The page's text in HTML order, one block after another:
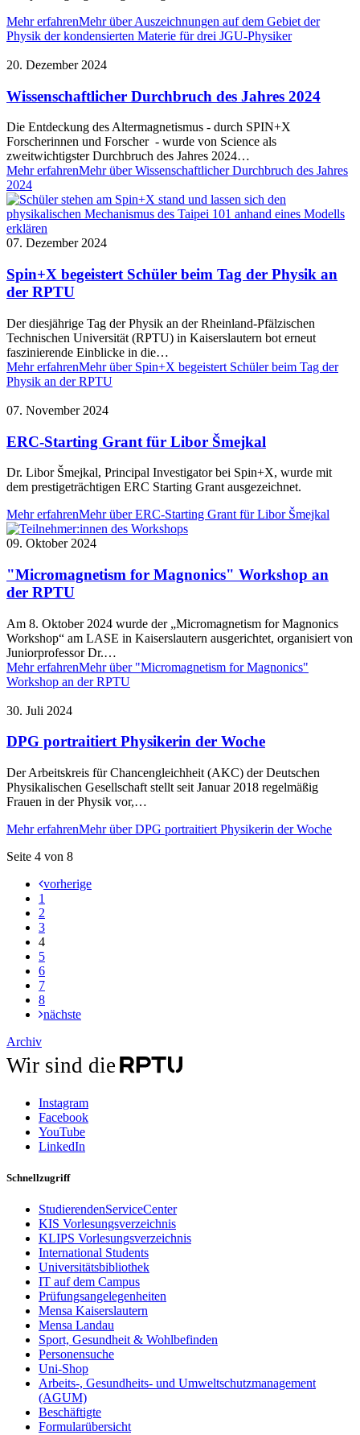
Mehr erfahrenMehr über Auszeichnungen auf dem Gebiet der
Physik der kondensierten Materie für drei JGU-Physiker
20. Dezember 2024
Wissenschaftlicher Durchbruch des Jahres 2024
Die Entdeckung des Altermagnetismus - durch SPIN+X
Forscherinnen und Forscher - wurde von Science als
zweitwichtigster Durchbruch des Jahres 2024…
Mehr erfahrenMehr über Wissenschaftlicher Durchbruch des Jahres
2024
07. Dezember 2024
Spin+X begeistert Schüler beim Tag der Physik an
der RPTU
Der diesjährige Tag der Physik an der Rheinland-Pfälzischen
Technischen Universität (RPTU) in Kaiserslautern bot erneut
faszinierende Einblicke in die…
Mehr erfahrenMehr über Spin+X begeistert Schüler beim Tag der
Physik an der RPTU
07. November 2024
ERC-Starting Grant für Libor Šmejkal
Dr. Libor Šmejkal, Principal Investigator bei Spin+X, wurde mit
dem prestigeträchtigen ERC Starting Grant ausgezeichnet.
Mehr erfahrenMehr über ERC-Starting Grant für Libor Šmejkal
09. Oktober 2024
"Micromagnetism for Magnonics" Workshop an
der RPTU
Am 8. Oktober 2024 wurde der „Micromagnetism for Magnonics
Workshop“ am LASE in Kaiserslautern ausgerichtet, organisiert von
Juniorprofessor Dr.…
Mehr erfahrenMehr über "Micromagnetism for Magnonics"
Workshop an der RPTU
30. Juli 2024
DPG portraitiert Physikerin der Woche
Der Arbeitskreis für Chancengleichheit (AKC) der Deutschen
Physikalischen Gesellschaft stellt seit Januar 2018 regelmäßig
Frauen in der Physik vor,…
Mehr erfahrenMehr über DPG portraitiert Physikerin der Woche
Seite 4 von 8
vorherige
1
2
3
4
5
6
7
8
nächste
Archiv
Wir sind die
Instagram
Facebook
YouTube
LinkedIn
Schnellzugriff
StudierendenServiceCenter
KIS Vorlesungsverzeichnis
KLIPS Vorlesungsverzeichnis
International Students
Universitätsbibliothek
IT auf dem Campus
Prüfungsangelegenheiten
Mensa Kaiserslautern
Mensa Landau
Sport, Gesundheit & Wohlbefinden
Personensuche
Uni-Shop
Arbeits-, Gesundheits- und Umweltschutzmanagement
(AGUM)
Beschäftigte
Formularübersicht